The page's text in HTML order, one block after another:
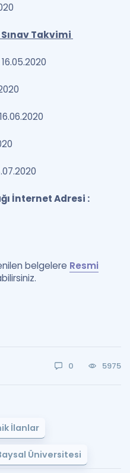
Takvimi
16.05.2020
16.06.2020
İnternet Adresi :
belgelere Resmi
0 5975
İlanlar
Üniversitesi